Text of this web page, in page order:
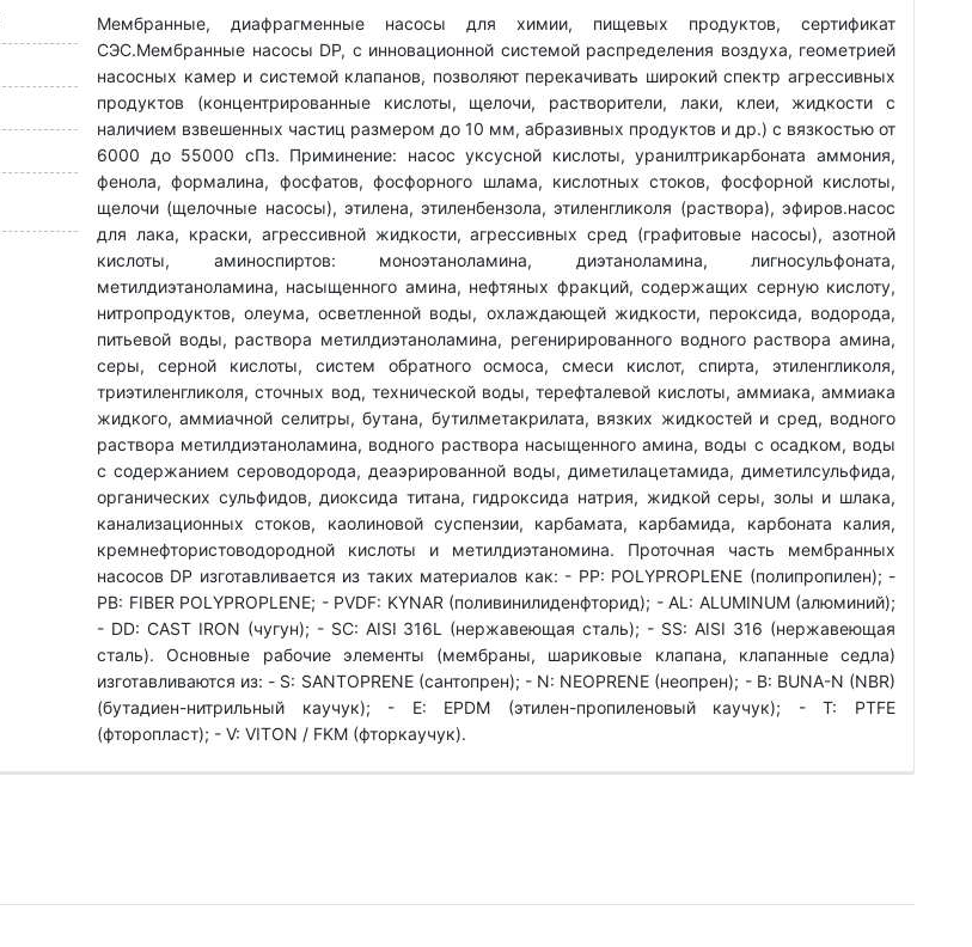
Мембранные, диафрагменные насосы для химии, пищевых продуктов, сертификат
СЭС.Мембранные насосы DP, с инновационной системой распределения воздуха, геометрией
насосных камер и системой клапанов, позволяют перекачивать широкий спектр агрессивных
продуктов (концентрированные кислоты, щелочи, растворители, лаки, клеи, жидкости с
наличием взвешенных частиц размером до 10 мм, абразивных продуктов и др.) с вязкостью от
6000 до 55000 сПз. Приминение: насос уксусной кислоты, уранилтрикарбоната аммония,
фенола, формалина, фосфатов, фосфорного шлама, кислотных стоков, фосфорной кислоты,
щелочи (щелочные насосы), этилена, этиленбензола, этиленгликоля (раствора), эфиров.насос
для лака, краски, агрессивной жидкости, агрессивных сред (графитовые насосы), азотной
кислоты, аминоспиртов: моноэтаноламина, диэтаноламина, лигносульфоната,
метилдиэтаноламина, насыщенного амина, нефтяных фракций, содержащих серную кислоту,
нитропродуктов, олеума, осветленной воды, охлаждающей жидкости, пероксида, водорода,
питьевой воды, раствора метилдиэтаноламина, регенирированного водного раствора амина,
серы, серной кислоты, систем обратного осмоса, смеси кислот, спирта, этиленгликоля,
триэтиленгликоля, сточных вод, технической воды, терефталевой кислоты, аммиака, аммиака
жидкого, аммиачной селитры, бутана, бутилметакрилата, вязких жидкостей и сред, водного
раствора метилдиэтаноламина, водного раствора насыщенного амина, воды с осадком, воды
с содержанием сероводорода, деаэрированной воды, диметилацетамида, диметилсульфида,
органических сульфидов, диоксида титана, гидроксида натрия, жидкой серы, золы и шлака,
канализационных стоков, каолиновой суспензии, карбамата, карбамида, карбоната калия,
кремнефтористоводородной кислоты и метилдиэтаномина. Проточная часть мембранных
насосов DP изготавливается из таких материалов как: - РР: POLYPROPLENE (полипропилен); -
PB: FIBER POLYPROPLENE; - PVDF: KYNAR (поливинилиденфторид); - AL: ALUMINUM (алюминий);
- DD: CAST IRON (чугун); - SC: АІSI 316L (нержавеющая сталь); - SS: АІSI 316 (нержавеющая
сталь). Основные рабочие элементы (мембраны, шариковые клапана, клапанные седла)
изготавливаются из: - S: SANTOPRENE (сантопрен); - N: NEOPRENE (неопрен); - B: BUNA-N (NBR)
(бутадиен-нитрильный каучук); - E: EPDM (этилен-пропиленовый каучук); - T: PTFE
(фторопласт); - V: VITON / FKM (фторкаучук).